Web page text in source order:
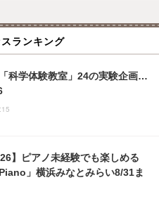
ランキング
科学体験教室」24の実験企画…
】ピアノ未経験でも楽しめる
」横浜みなとみらい8/31ま